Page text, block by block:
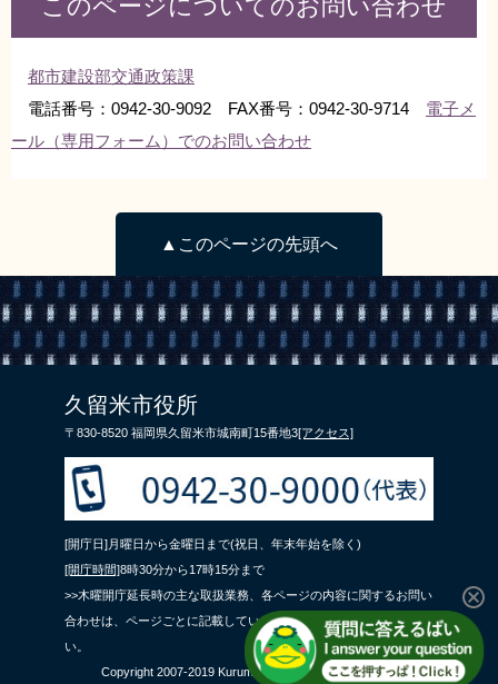
このページについてのお問い合わせ
都市建設部交通政策課
電話番号：0942-30-9092 FAX番号：0942-30-9714 電子メ
ール（専用フォーム）でのお問い合わせ
▲このページの先頭へ
久留米市役所
〒830-8520 福岡県久留米市城南町15番地3[アクセス]
[開庁日]月曜日から金曜日まで(祝日、年末年始を除く)
[開庁時間]8時30分から17時15分まで
>>木曜開庁延長時の主な取扱業務、各ページの内容に関するお問い
合わせは、ページごとに記載している問合せ先までご連絡くださ
い。
Copyright 2007-2019 Kurume City All Rights Reserved.